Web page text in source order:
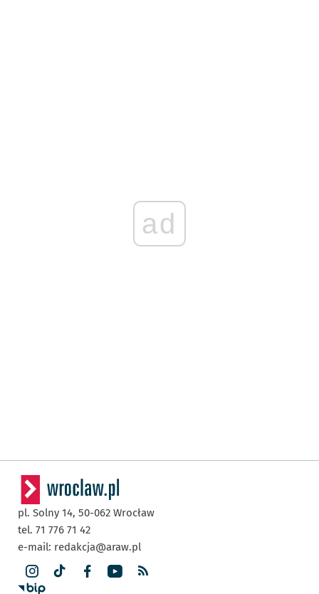
ad
pl. Solny 14, 50-062 Wrocław
tel. 71 776 71 42
e-mail: redakcja@araw.pl